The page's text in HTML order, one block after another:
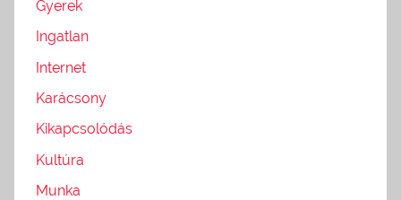
Gyerek
Ingatlan
Internet
Karácsony
Kikapcsolódás
Kultúra
Munka